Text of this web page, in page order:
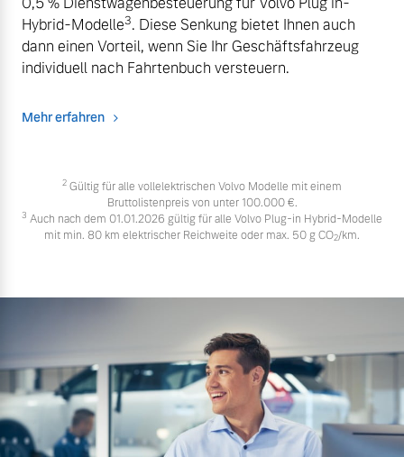
Hybrid-Modelle3. Diese Senkung bietet Ihnen auch
dann einen Vorteil, wenn Sie Ihr Geschäftsfahrzeug
individuell nach Fahrtenbuch versteuern.
Mehr erfahren
2 Gültig für alle vollelektrischen Volvo Modelle mit einem
Bruttolistenpreis von unter 100.000 €.
3 Auch nach dem 01.01.2026 gültig für alle Volvo Plug-in Hybrid-Modelle
mit min. 80 km elektrischer Reichweite oder max. 50 g CO2/km.